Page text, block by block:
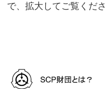
で、拡大してご覧くださ